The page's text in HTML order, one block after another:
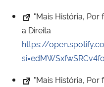
"Mais História, Por
a Direita
https://
"Mais História, Por